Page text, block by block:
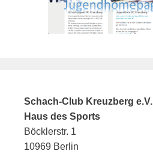
Schach-Club Kreuzberg e.V.
Haus des Sports
Böcklerstr. 1
10969 Berlin